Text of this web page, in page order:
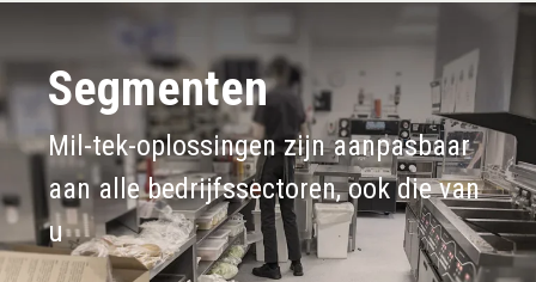
Segmenten
Mil-tek-oplossingen zijn aanpasbaar
aan alle bedrijfssectoren, ook die van
u